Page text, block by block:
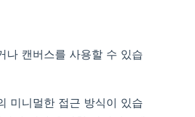
나 캔버스를 사용할 수 있습
미니멀한 접근 방식이 있습